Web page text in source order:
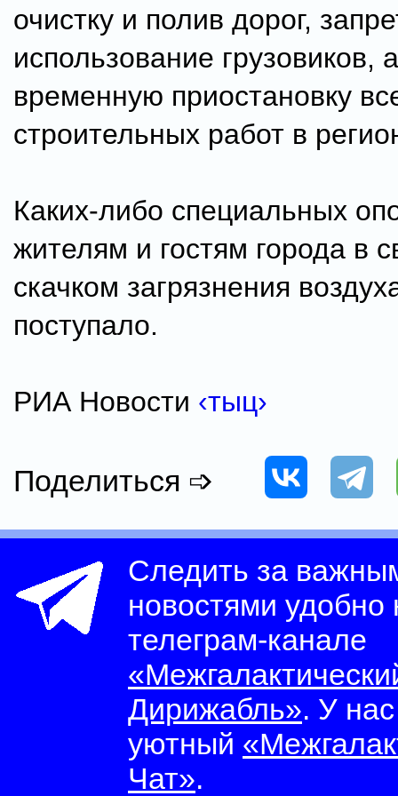
очистку и полив дорог,
использование грузовиков,
временную приостановку
строительных работ в
Каких-либо специальных
жителям и гостям города в
скачком загрязнения
поступало.
РИА Новости ‹тыц›
Поделиться ➩
Следить за
новостями
телеграм-канале
Дирижабль». У
уютный
Чат».